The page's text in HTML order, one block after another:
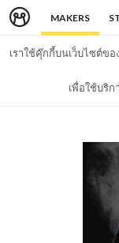
MAKERS
เราใช้คุ๊กกี้บนเว็บไซต์ข
เพื่อใช้บริก